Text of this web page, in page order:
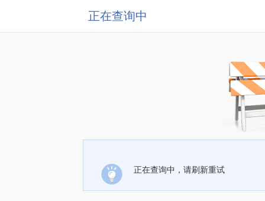
正在查询中
正在查询中，请刷新重试